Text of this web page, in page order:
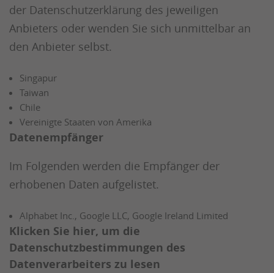
der Datenschutzerklärung des jeweiligen
Anbieters oder wenden Sie sich unmittelbar an
den Anbieter selbst.
Singapur
Taiwan
Chile
Vereinigte Staaten von Amerika
Datenempfänger
Im Folgenden werden die Empfänger der
erhobenen Daten aufgelistet.
Alphabet Inc., Google LLC, Google Ireland Limited
Klicken Sie hier, um die
Datenschutzbestimmungen des
Datenverarbeiters zu lesen